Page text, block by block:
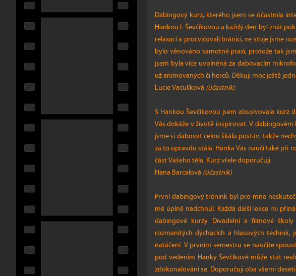
Dabingový kurz, kterého jsem se účastnila
Hankou I. Ševčíkovou a každý den byl znát
relaxací a procvičovali bránici, ve stoje jsme
bylo věnováno samotné praxi, protože tak
jsem byla více uvolněná za dabovacím
už animovaných či herců. Děkuji moc ještě
Lucie Vaculíková (účastník)
S Hankou Ševčíkovou jsem absolvovala kurz
Vás dokáže v životě inspirovat. V
jsme si dabovat celou škálu postav, takže
za to opravdu stála. Hanka Vás naučí také při
část Vašeho těla. Kurz vřele doporučuji.
Hana Barcalová (účastník)
První dabingový trénink byl pro mne
mě úplně nadchnul. Každá další lekce mi
dabingové kurzy Divadelní a filmové
rozmanitých dýchacích a hlasových
natáčení. V prvním semestru se naučíte
pod vedením Hanky Ševčíkové může stát
zdokonalování se. Doporučuji oba všemi